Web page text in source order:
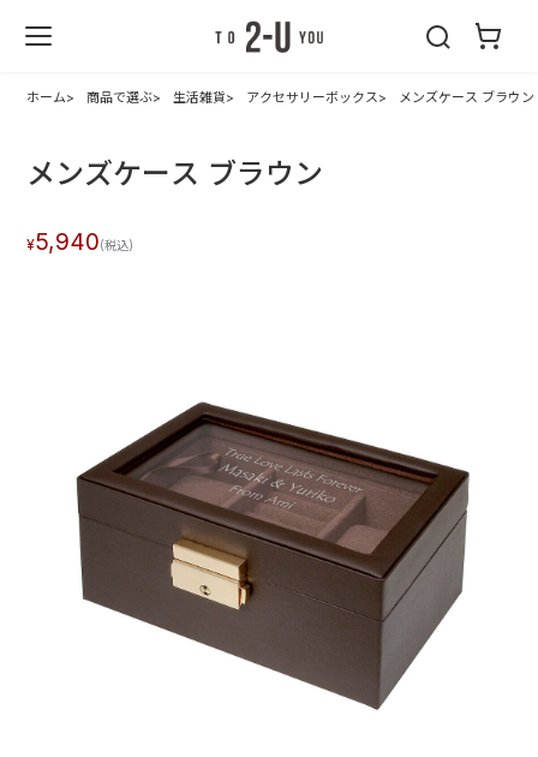
ホーム 商品で選ぶ 生活雑貨 アクセサリーボックス メンズケース ブラウン
メンズケース ブラウン
5,940